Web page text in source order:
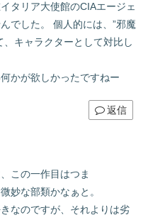
タリア大使館のCIAエージェ
でした。 個人的には、”邪魔
キャラクターとして対比し
かが欲しかったですねー
返信
この一作目はつま
妙な部類かなぁと。
なのですが、それよりは劣